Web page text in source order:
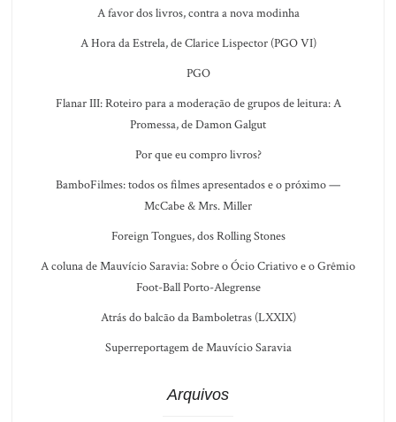
A favor dos livros, contra a nova modinha
A Hora da Estrela, de Clarice Lispector (PGO VI)
PGO
Flanar III: Roteiro para a moderação de grupos de leitura: A
Promessa, de Damon Galgut
Por que eu compro livros?
BamboFilmes: todos os filmes apresentados e o próximo —
McCabe & Mrs. Miller
Foreign Tongues, dos Rolling Stones
A coluna de Mauvício Saravia: Sobre o Ócio Criativo e o Grêmio
Foot-Ball Porto-Alegrense
Atrás do balcão da Bamboletras (LXXIX)
Superreportagem de Mauvício Saravia
Arquivos